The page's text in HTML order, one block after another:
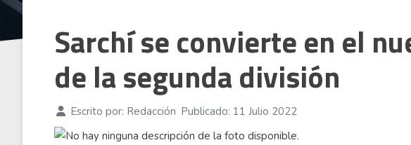
Sarchí se convierte en el
de la segunda división
Escrito por: Redacción Publicado: 11 Julio 2022